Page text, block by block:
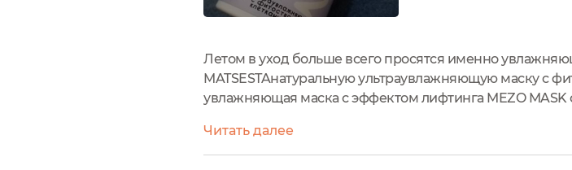
Летом в уход больше всего просятся именно
MATSESTAнатуральную ультраувлажняющую маску с
увлажняющая маска с эффектом лифтинга MEZO
сохранить ее. Я храню ее в холодильнике, чтобы
Читать далее